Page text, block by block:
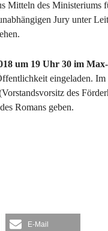
Mitteln des Ministeriums
Jury unter
um 19 Uhr 30 im
eingeladen. Im
des
Romans geben.
E-Mail